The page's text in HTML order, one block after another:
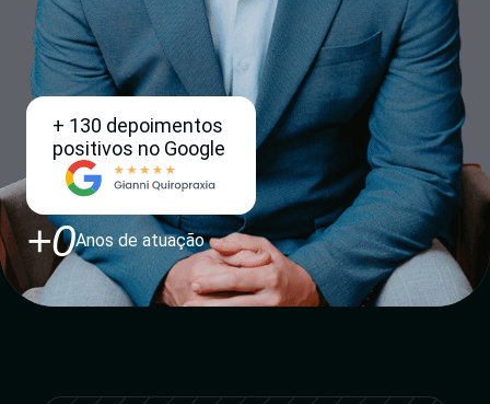
+ 130 depoimentos
positivos no Google
Anos de atuação
+0